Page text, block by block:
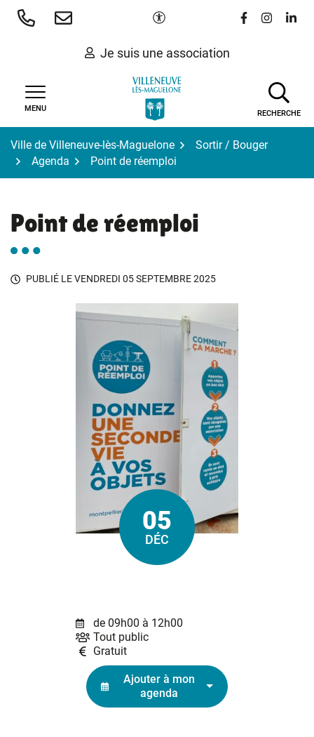
Aller
Paramètres d'accessibilité
Lien vers le
Lien vers
Lien
Je suis une association
MENU
RECHERCHE
Ville de Villeneuve-lès-Maguelone
Sortir / Bouger
Agenda
Point de réemploi
Point de réemploi
PUBLIÉ LEVENDREDI 05 SEPTEMBRE 2025
Le
05
DÉC
de 09h00 à 12h00
Tout public
Gratuit
Ajouter à mon
agenda